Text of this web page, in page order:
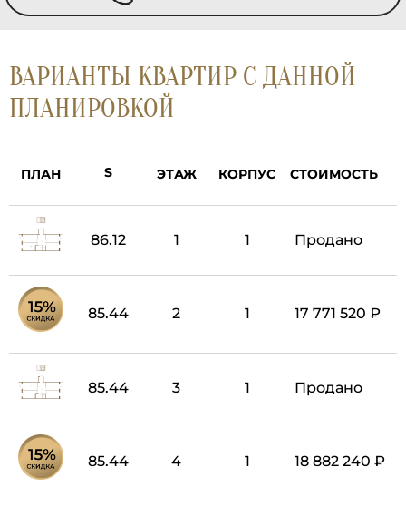
ВАРИАНТЫ КВАРТИР С ДАННОЙ
ПЛАНИРОВКОЙ
ПЛАН ЭТАЖ КОРПУС СТОИМОСТЬ
86.12 1 1 Продано
85.44 2 1 17 771 520 ₽
85.44 3 1 Продано
85.44 4 1 18 882 240 ₽